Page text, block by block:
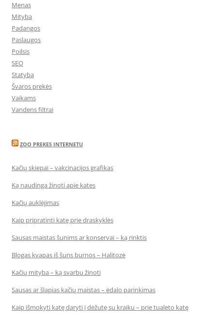
Menas
Mityba
Padangos
Paslaugos
Poilsis
SEO
Statyba
Švaros prekės
Vaikams
Vandens filtrai
ZOO PREKES INTERNETU
Kačių skiepai – vakcinacijos grafikas
Ką naudinga žinoti apie kates
Kačių auklėjimas
Kaip pripratinti katę prie draskyklės
Sausas maistas šunims ar konservai – ką rinktis
Blogas kvapas iš šuns burnos – Halitozė
Kačių mityba – ką svarbu žinoti
Sausas ar šlapias kačių maistas – ėdalo parinkimas
Kaip išmokyti katę daryti į dėžutę su kraiku – prie tualeto katę